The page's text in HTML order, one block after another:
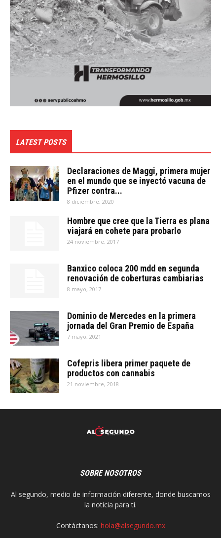
LATEST POSTS
Declaraciones de Maggi, primera mujer
en el mundo que se inyectó vacuna de
Pfizer contra...
8 diciembre, 2020
Hombre que cree que la Tierra es plana
viajará en cohete para probarlo
24 noviembre, 2017
Banxico coloca 200 mdd en segunda
renovación de coberturas cambiarias
8 mayo, 2017
Dominio de Mercedes en la primera
jornada del Gran Premio de España
7 mayo, 2021
Cofepris libera primer paquete de
productos con cannabis
21 noviembre, 2018
SOBRE NOSOTROS
Al segundo, medio de información diferente, donde buscamos
la noticia para ti.
Contáctanos: hola@alsegundo.mx